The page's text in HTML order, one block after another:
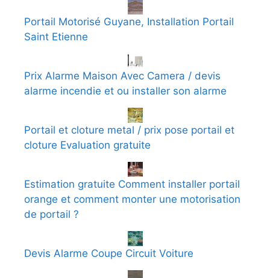
Portail Motorisé Guyane, Installation Portail
Saint Etienne
Prix Alarme Maison Avec Camera / devis
alarme incendie et ou installer son alarme
Portail et cloture metal / prix pose portail et
cloture Evaluation gratuite
Estimation gratuite Comment installer portail
orange et comment monter une motorisation
de portail ?
Devis Alarme Coupe Circuit Voiture